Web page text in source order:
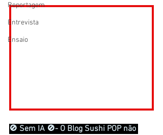
Reportagem
Entrevista
Ensaio
🚫 Sem IA 🚫- O Blog Sushi POP não